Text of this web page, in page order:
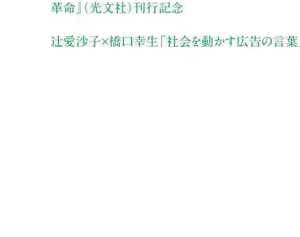
革命』（光文社）刊行記念
辻愛沙子×橋口幸生 「社会を動かす広告の言葉」